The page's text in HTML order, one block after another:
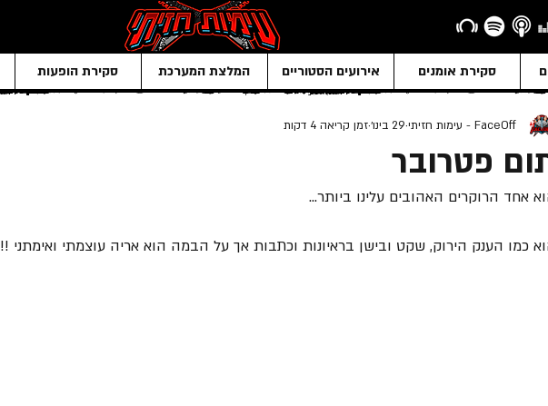
סקירת אומנים אירועים הסטוריים המלצת המערכת סקירת הופעות
פטרובר
FaceOff - עימות חזיתי 29 בינו׳ זמן קריאה 4 דקות
אחד הרוקרים האהובים עלינו ביותר...
כמו הענק הירוק, שקט ובישן בראיונות וכתבות אך על הבמה הוא אריה עוצמתי ואימתני !!